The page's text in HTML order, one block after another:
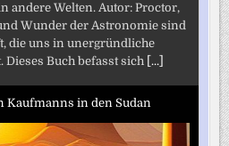
andere Welten. Autor: Proctor,
Wunder der Astronomie sind
die uns in unergründliche
Dieses Buch befasst sich [...]
Kaufmanns in den Sudan